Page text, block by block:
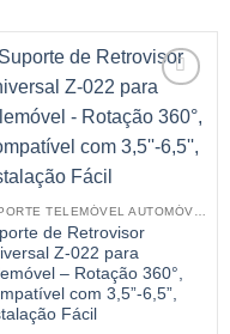
de Retrovisor
Z-022 para
– Rotação 360°,
com 3,5”-6,5”,
Fácil